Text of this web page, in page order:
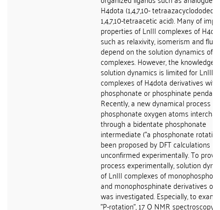
H4dota (1,4,7,10-
1,4,7,10-tetraacetic acid). Many of
properties of LnIII complexes of
such as relaxivity, isomerism and
depend on the solution dynamics of
complexes. However, the knowledge
solution dynamics is limited for LnIII
complexes of H4dota derivatives with
phosphonate or phosphinate
Recently, a new dynamical process
phosphonate oxygen atoms
through a bidentate phosphonate
intermediate ("a phosphonate
been proposed by DFT calculations
unconfirmed experimentally. To
process experimentally, solution
of LnIII complexes of
and monophosphinate derivatives of
was investigated. Especially, to
"P-rotation", 17 O NMR spectroscopy